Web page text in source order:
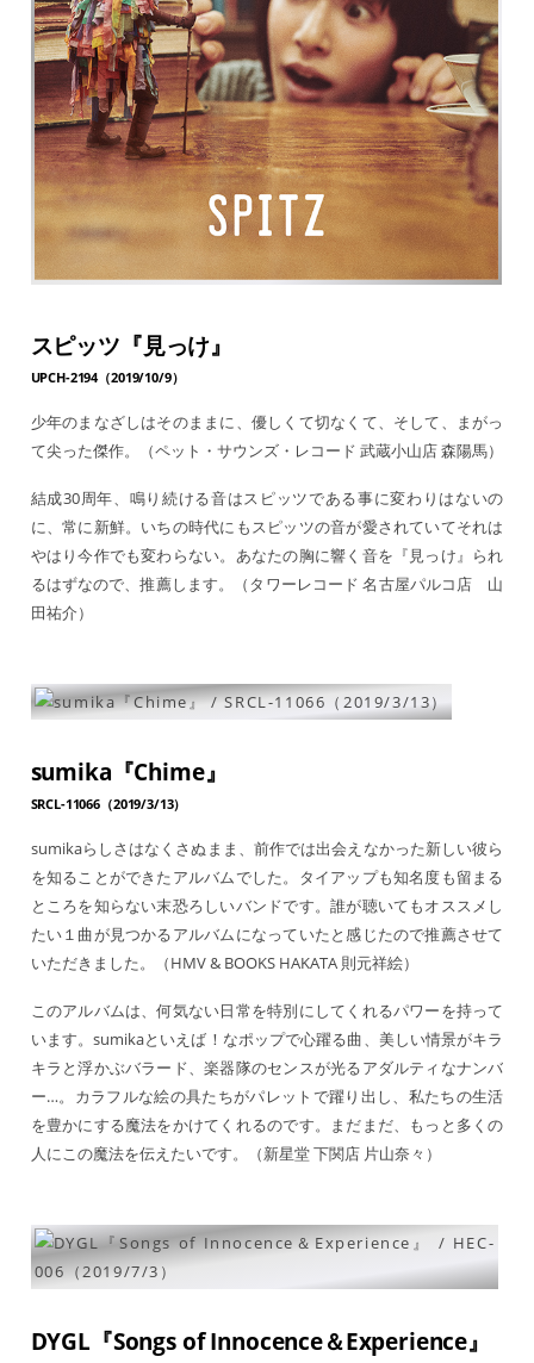
スピッツ『見っけ』
UPCH-2194（2019/10/9）
少年のまなざしはそのままに、優しくて切なくて、そして、まがっ
て尖った傑作。（ペット・サウンズ・レコード 武蔵小山店 森陽馬）
結成30周年、鳴り続ける音はスピッツである事に変わりはないの
に、常に新鮮。いちの時代にもスピッツの音が愛されていてそれは
やはり今作でも変わらない。あなたの胸に響く音を『見っけ』られ
るはずなので、推薦します。（タワーレコード 名古屋パルコ店 山
田祐介）
sumika『Chime』
SRCL-11066（2019/3/13）
sumikaらしさはなくさぬまま、前作では出会えなかった新しい彼ら
を知ることができたアルバムでした。タイアップも知名度も留まる
ところを知らない末恐ろしいバンドです。誰が聴いてもオススメし
たい１曲が見つかるアルバムになっていたと感じたので推薦させて
いただきました。（HMV & BOOKS HAKATA 則元祥絵）
このアルバムは、何気ない日常を特別にしてくれるパワーを持って
います。sumikaといえば！なポップで心躍る曲、美しい情景がキラ
キラと浮かぶバラード、楽器隊のセンスが光るアダルティなナンバ
ー…。カラフルな絵の具たちがパレットで躍り出し、私たちの生活
を豊かにする魔法をかけてくれるのです。まだまだ、もっと多くの
人にこの魔法を伝えたいです。（新星堂 下関店 片山奈々）
DYGL『Songs of Innocence＆Experience』